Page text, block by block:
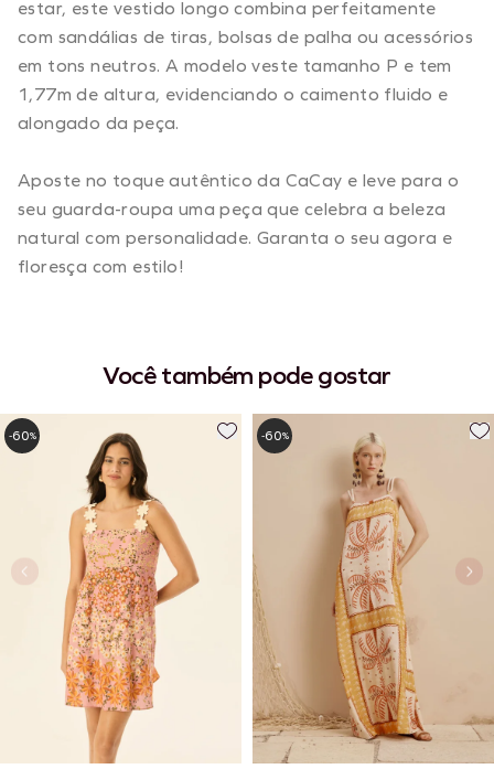
estar, este vestido longo combina perfeitamente
com sandálias de tiras, bolsas de palha ou acessórios
em tons neutros. A modelo veste tamanho P e tem
1,77m de altura, evidenciando o caimento fluido e
alongado da peça.
Aposte no toque autêntico da CaCay e leve para o
seu guarda-roupa uma peça que celebra a beleza
natural com personalidade. Garanta o seu agora e
floresça com estilo!
Você também pode gostar
-60% -60%